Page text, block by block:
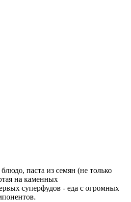
блюдо, паста из семян (не только
на каменных
суперфудов - еда с огромных